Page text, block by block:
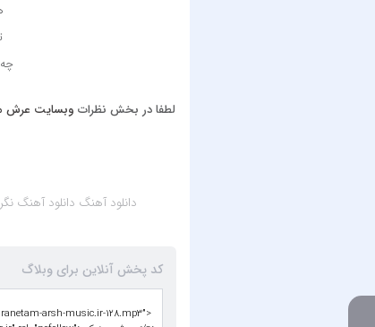
لطفا در بخش نظرات وبسایت عرش
دانلود آهنگ دانلود آهنگ
کد پخش آنلاین برای وبلاگ